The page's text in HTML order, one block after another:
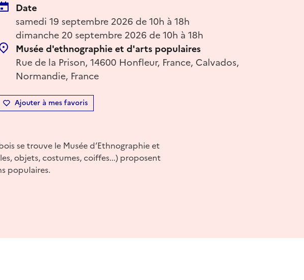
Date
samedi 19 septembre 2026 de 10h à 18h
dimanche 20 septembre 2026 de 10h à 18h
Musée d'ethnographie et d'arts populaires
Rue de la Prison, 14600 Honfleur, France, Calvados,
Normandie, France
Ajouter à mes favoris
se trouve le Musée d’Ethnographie et
objets, costumes, coiffes...) proposent
populaires.